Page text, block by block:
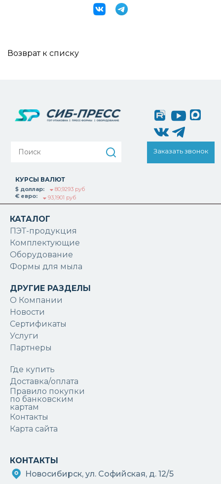
Возврат к списку
Заказать звонок
КУРСЫ ВАЛЮТ
$ доллар:
80,9293 руб
€ евро:
93,1901 руб
КАТАЛОГ
ПЭТ-продукция
Комплектующие
Оборудование
Формы для мыла
ДРУГИЕ РАЗДЕЛЫ
О Компании
Новости
Сертификаты
Услуги
Партнеры
Где купить
Доставка/оплата
Правило покупки
по банковским
картам
Контакты
Карта сайта
КОНТАКТЫ
Новосибирск, ул. Софийская, д. 12/5